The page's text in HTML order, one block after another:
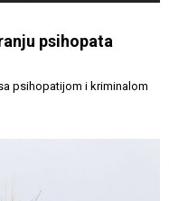
psihopata
psihopatijom i kriminalom